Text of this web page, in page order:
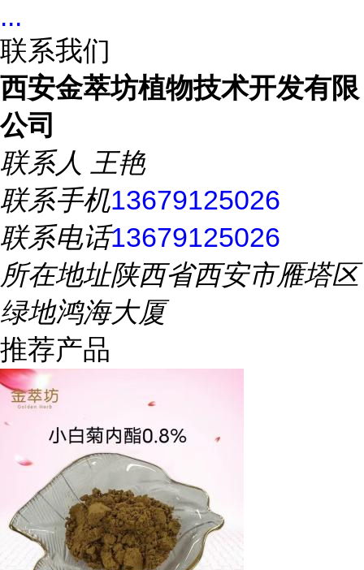
...
联系我们
西安金萃坊植物技术开发有限
公司
联系人 王艳
联系手机13679125026
联系电话13679125026
所在地址陕西省西安市雁塔区
绿地鸿海大厦
推荐产品